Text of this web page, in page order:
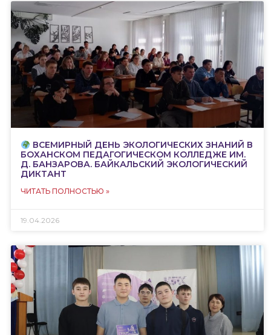
ВСЕМИРНЫЙ ДЕНЬ ЭКОЛОГИЧЕСКИХ ЗНАНИЙ В
БОХАНСКОМ ПЕДАГОГИЧЕСКОМ КОЛЛЕДЖЕ ИМ.
Д. БАНЗАРОВА. БАЙКАЛЬСКИЙ ЭКОЛОГИЧЕСКИЙ
ДИКТАНТ
ЧИТАТЬ ПОЛНОСТЬЮ »
19.04.2026